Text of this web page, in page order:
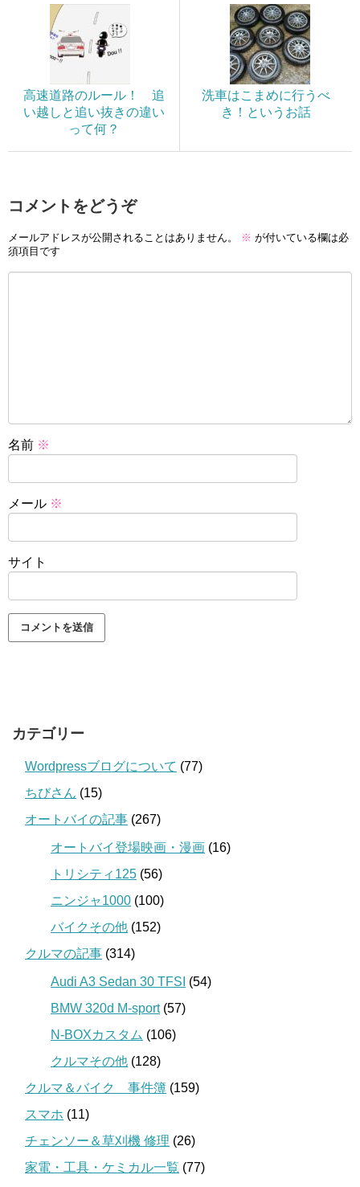
高速道路のルール！ 追
い越しと追い抜きの違い
って何？
洗車はこまめに行うべ
き！というお話
コメントをどうぞ
メールアドレスが公開されることはありません。 ※ が付いている欄は必
須項目です
名前 ※
メール ※
サイト
カテゴリー
Wordpressブログについて (77)
ちびさん (15)
オートバイの記事 (267)
オートバイ登場映画・漫画 (16)
トリシティ125 (56)
ニンジャ1000 (100)
バイクその他 (152)
クルマの記事 (314)
Audi A3 Sedan 30 TFSI (54)
BMW 320d M-sport(57)
N-BOXカスタム (106)
クルマその他 (128)
クルマ＆バイク 事件簿 (159)
スマホ (11)
チェンソー＆草刈機 修理 (26)
家電・工具・ケミカル一覧 (77)